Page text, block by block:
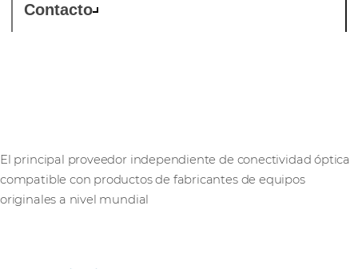
Contacto
El principal proveedor independiente de conectividad óptica
compatible con productos de fabricantes de equipos
originales a nivel mundial